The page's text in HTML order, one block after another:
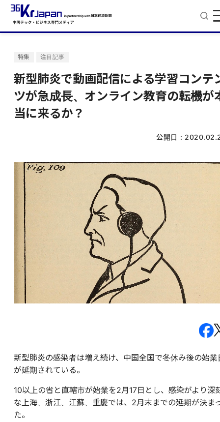
特集 注目記事
新型肺炎で動画配信による学習コンテ
ツが急成長、オンライン教育の転機が
当に来るか？
公開日：
新型肺炎の感染者は増え続け、中国全国で冬休み後の始業
が延期されている。
10以上の省と直轄市が始業を2月17日とし、感染がより深
な上海、浙江、江蘇、重慶では、2月末までの延期が決ま
た。